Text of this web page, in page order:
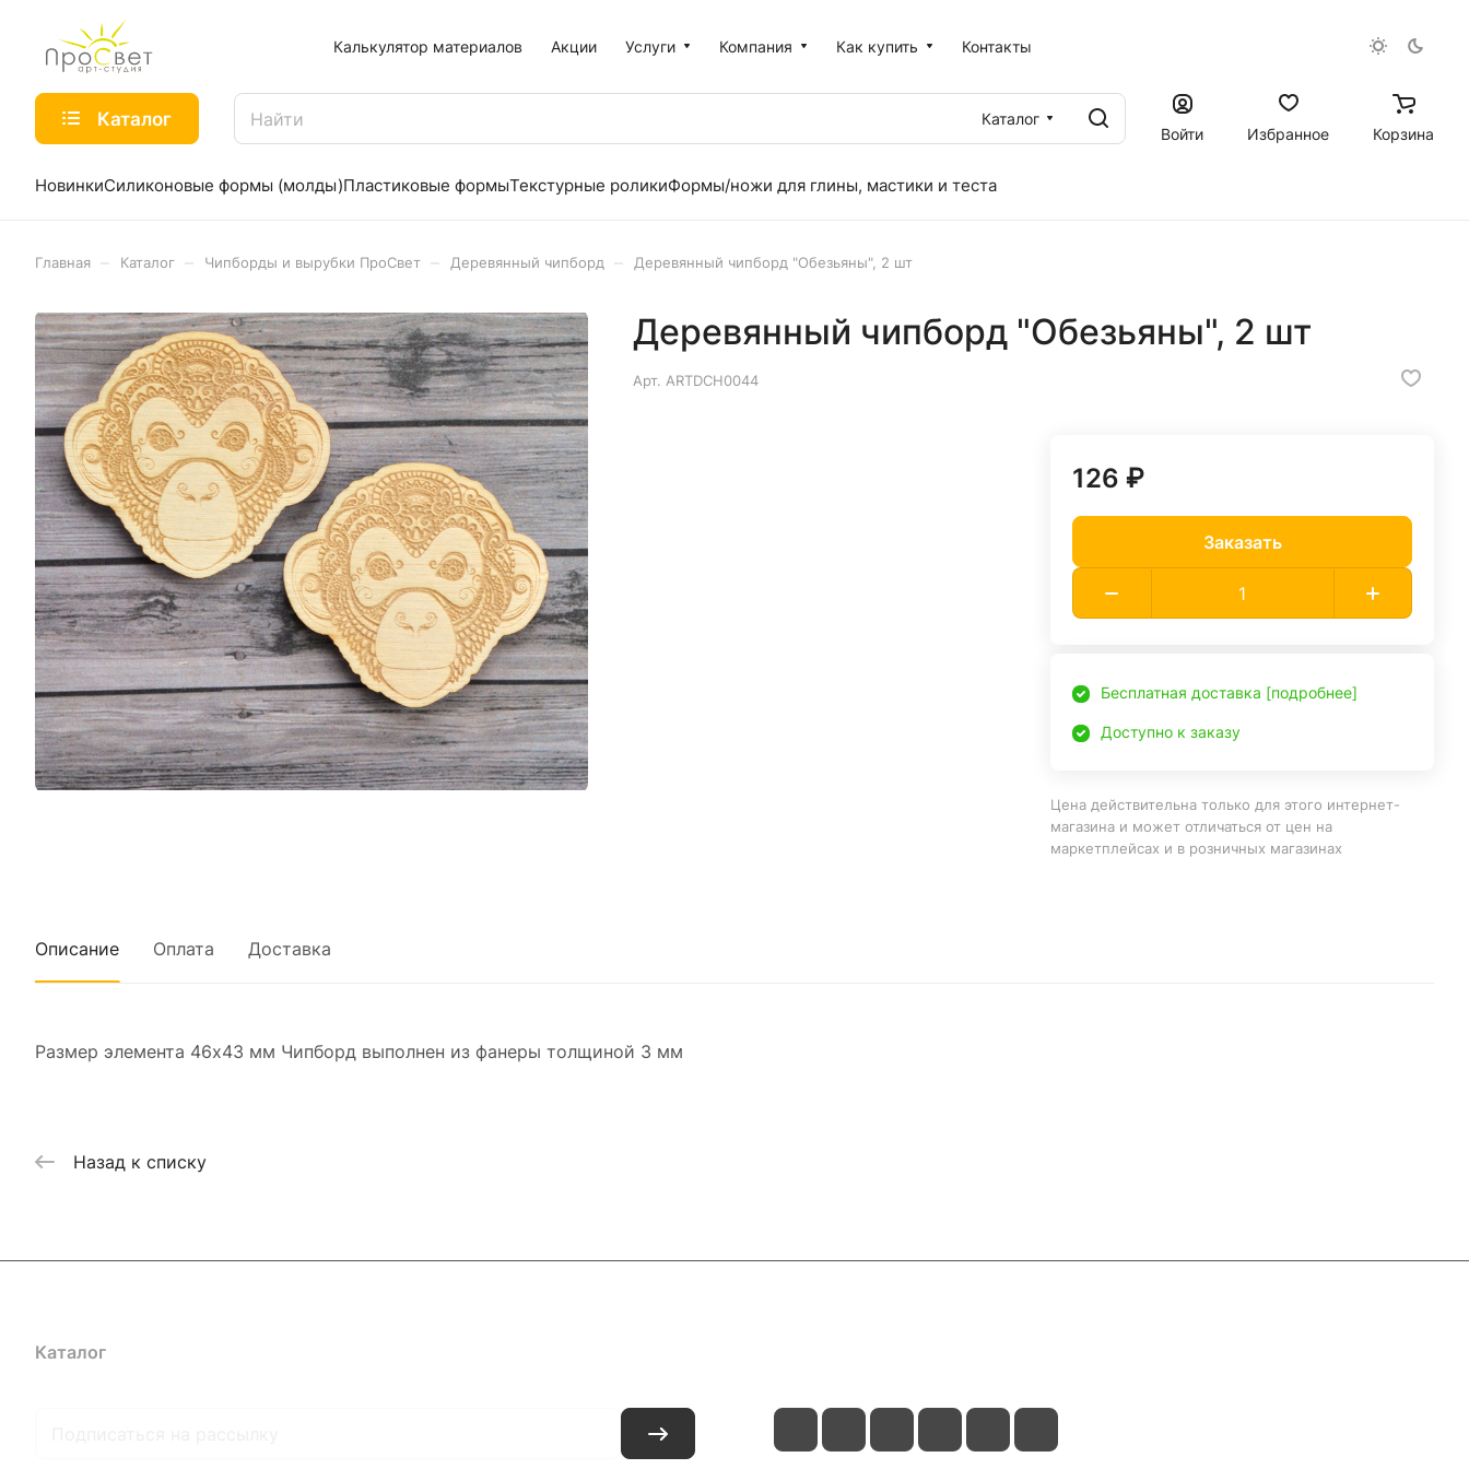
Калькулятор материалов Акции Услуги Компания Как купить Контакты
Каталог
Каталог
Войти
Избранное Корзина
НовинкиСиликоновые формы (молды)Пластиковые формыТекстурные роликиФормы/ножи для глины, мастики и теста
Главная Каталог Чипборды и вырубки ПроСвет Деревянный чипборд Деревянный чипборд "Обезьяны", 2 шт
Деревянный чипборд "Обезьяны", 2 шт
Арт. ARTDCH0044
126 ₽
Заказать
Бесплатная доставка [подробнее]
Доступно к заказу
Цена действительна только для этого интернет-
магазина и может отличаться от цен на
маркетплейсах и в розничных магазинах
Описание Оплата Доставка
Размер элемента 46х43 мм Чипборд выполнен из фанеры толщиной 3 мм
Назад к списку
Каталог